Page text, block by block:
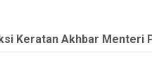
Keratan Akhbar Menteri